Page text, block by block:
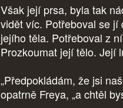
Však její prsa, byla tak
vidět víc. Potřeboval se jí
jejího těla. Potřeboval z
Prozkoumat její tělo. Její
„Předpokládám, že jsi
opatrně Freya, „a chtěl